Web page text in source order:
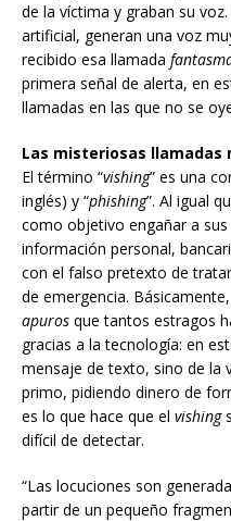
de la víctima y graban su
artificial, generan una voz
recibido esa llamada
primera señal de alerta, en
llamadas en las que no se
Las misteriosas llamadas
El término “vishing” es una
inglés) y “phishing”. Al igual
como objetivo engañar a
información personal,
con el falso pretexto de
de emergencia.
apuros que tantos estragos
gracias a la tecnología: en
mensaje de texto, sino de la
primo, pidiendo dinero de
es lo que hace que el vishing
difícil de detectar.
“Las locuciones son
partir de un pequeño